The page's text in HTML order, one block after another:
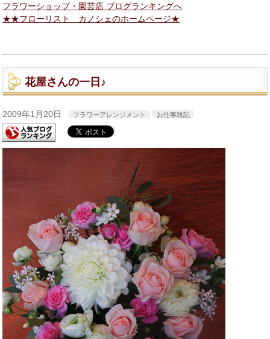
フラワーショップ・園芸店 ブログランキングへ
★★フローリスト カノシェのホームページ★
花屋さんの一日♪
2009年1月20日 フラワーアレンジメント お仕事雑記